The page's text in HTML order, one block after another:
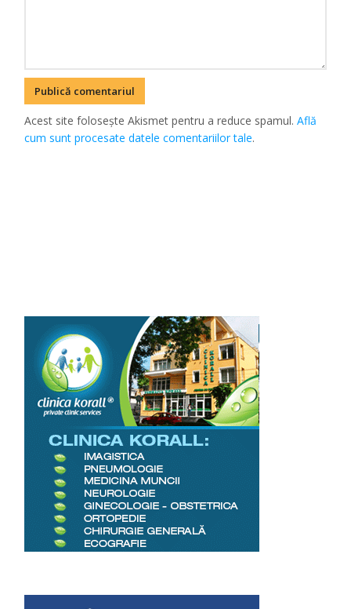
Acest site folosește Akismet pentru a reduce spamul.Află
cum sunt procesate datele comentariilor tale.